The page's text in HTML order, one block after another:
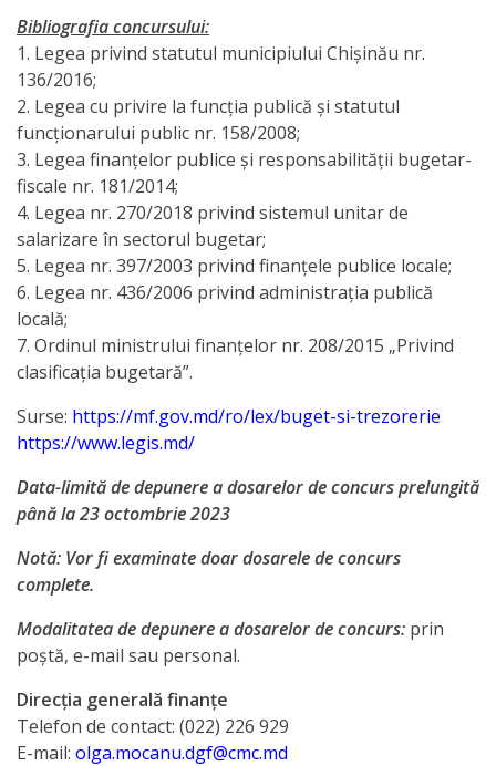
Executarea
bugetului
municipal
Chișinău
pe
anul
2018
Transparență
Proces
decizional
Mod
de
participare
și
rapoarte
Acțiunile
Bibliografia concursului:
1. Legea privind statutul municipiului Chişinău nr.
136/2016;
2. Legea cu privire la funcţia publică şi statutul
funcţionarului public nr. 158/2008;
3. Legea finanţelor publice şi responsabilităţii bugetar-
fiscale nr. 181/2014;
4. Legea nr. 270/2018 privind sistemul unitar de
salarizare în sectorul bugetar;
5. Legea nr. 397/2003 privind finanţele publice locale;
6. Legea nr. 436/2006 privind administraţia publică
locală;
7. Ordinul ministrului finanţelor nr. 208/2015 „Privind
clasificaţia bugetară”.
Surse: https://mf.gov.md/ro/lex/buget-si-trezorerie
https://www.legis.md/
Data-limită de depunere a dosarelor de concurs prelungită
până la 23 octombrie 2023
Notă: Vor fi examinate doar dosarele de concurs
complete.
Modalitatea de depunere a dosarelor de concurs: prin
poştă, e-mail sau personal.
Direcţia generală finanţe
Telefon de contact: (022) 226 929
E-mail: olga.mocanu.dgf@cmc.md